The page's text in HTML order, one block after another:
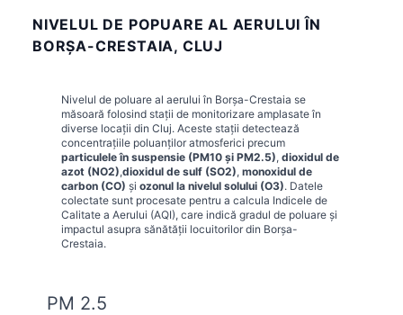
NIVELUL DE POPUARE AL AERULUI ÎN
BORŞA-CRESTAIA, CLUJ
Nivelul de poluare al aerului în Borşa-Crestaia se
măsoară folosind stații de monitorizare amplasate în
diverse locații din Cluj. Aceste stații detectează
concentrațiile poluanților atmosferici precum
particulele în suspensie (PM10 și PM2.5), dioxidul de
azot (NO2),dioxidul de sulf (SO2), monoxidul de
carbon (CO) și ozonul la nivelul solului (O3). Datele
colectate sunt procesate pentru a calcula Indicele de
Calitate a Aerului (AQI), care indică gradul de poluare și
impactul asupra sănătății locuitorilor din Borşa-
Crestaia.
PM 2.5